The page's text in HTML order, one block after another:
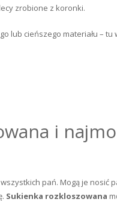
zrobione z koronki.
lub cieńszego materiału –
i
pań. Mogą je nosić
Sukienka rozkloszowana